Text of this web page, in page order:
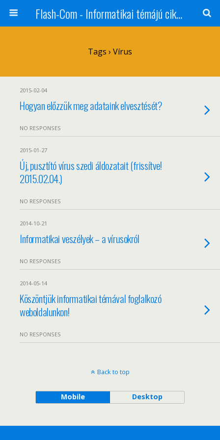
Flash-Com - Informatikai témájú cikkek
Tags › Vírus
2015-02-04
Hogyan előzzük meg adataink elvesztését?
NO RESPONSES
2015-01-27
Új, pusztító vírus szedi áldozatait (frissítve!
2015.02.04.)
NO RESPONSES
2014-10-21
Informatikai veszélyek – a vírusokról
NO RESPONSES
2014-05-14
Köszöntjük informatikai témával foglalkozó
weboldalunkon!
NO RESPONSES
Back to top
Mobile Desktop